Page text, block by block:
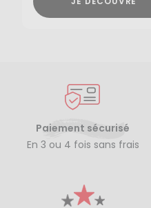
Paiement sécurisé
En 3 ou 4 fois sans frais